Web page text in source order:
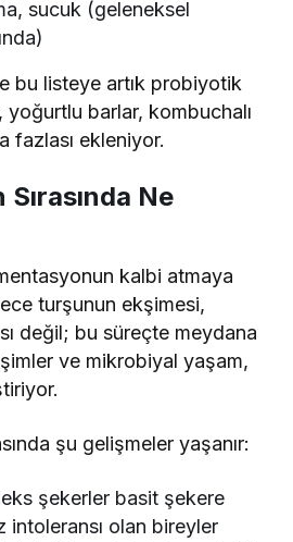
sucuk (geleneksel
bu listeye artık probiyotik
yoğurtlu barlar, kombuchalı
fazlası ekleniyor.
Ne
kalbi atmaya
turşunun ekşimesi,
değil; bu süreçte meydana
ve mikrobiyal yaşam,
şu gelişmeler yaşanır:
şekerler basit şekere
olan bireyler